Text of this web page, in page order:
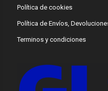
Política de cookies
Política de Envíos,
Terminos y condiciones